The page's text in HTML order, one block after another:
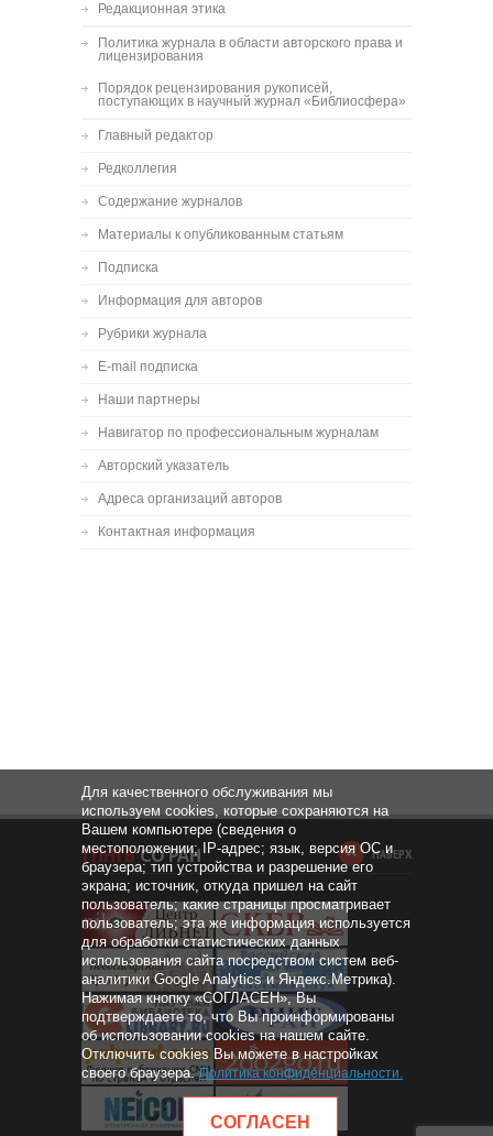
Редакционная этика
Политика журнала в области авторского права и
лицензирования
Порядок рецензирования рукописей,
поступающих в научный журнал «Библиосфера»
Главный редактор
Редколлегия
Содержание журналов
Материалы к опубликованным статьям
Подписка
Информация для авторов
Рубрики журнала
E-mail подписка
Наши партнеры
Навигатор по профессиональным журналам
Авторский указатель
Адреса организаций авторов
Контактная информация
НАВЕРХ
Для качественного обслуживания мы
используем cookies, которые сохраняются на
Вашем компьютере (сведения о
местоположении; IP-адрес; язык, версия ОС и
браузера; тип устройства и разрешение его
экрана; источник, откуда пришел на сайт
пользователь; какие страницы просматривает
пользователь; эта же информация используется
для обработки статистических данных
использования сайта посредством систем веб-
аналитики Google Analytics и Яндекс.Метрика).
Нажимая кнопку «СОГЛАСЕН», Вы
подтверждаете то, что Вы проинформированы
об использовании cookies на нашем сайте.
Отключить cookies Вы можете в настройках
своего браузера.Политика конфиденциальности.
СОГЛАСЕН